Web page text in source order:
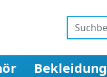
Bekleidung